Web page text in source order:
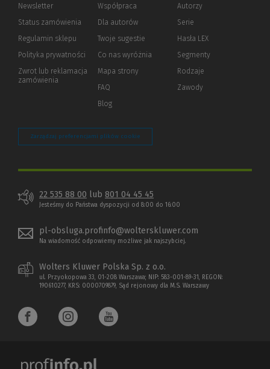
Newsletter
Status zamówienia
Regulamin sklepu
Polityka prywatności (Nowe
(Link
innej
Zwrot lub reklamacja
zamówienia
Współpraca
Dla autorów(Nowe
(Link
innej
strony)
Twoje sugestie
Co nas wyróżnia
Mapa strony
FAQ
Blog
Autorzy
Serie
Hasła LEX
Segmenty
Rodzaje
Zawody
Zarządzaj preferencjami plików cookie
22 535 88 00 lub 801 04 45 45
Jesteśmy do Państwa dyspozycji od 8:00 do 16:00
pl-obsluga.profinfo@wolterskluwer.com
Na wiadomość odpowiemy możliwe jak najszybciej.
Wolters Kluwer Polska Sp. z o.o.
ul. Przyokopowa 33, 01-208 Warszawa; NIP: 583-001-89-31, REGON:
190610277, KRS: 0000709879, Sąd rejonowy dla M.S. Warszawy